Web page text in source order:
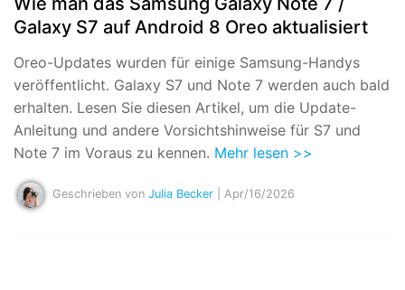
Galaxy S7 auf Android 8 Oreo aktualisiert
Oreo-Updates wurden für einige Samsung-Handys
veröffentlicht. Galaxy S7 und Note 7 werden auch bald
erhalten. Lesen Sie diesen Artikel, um die Update-
Anleitung und andere Vorsichtshinweise für S7 und
Note 7 im Voraus zu kennen. Mehr lesen >>
Geschrieben von Julia Becker | Apr/16/2026